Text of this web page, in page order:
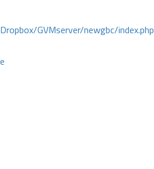
GVMserver/newgbc/index.php